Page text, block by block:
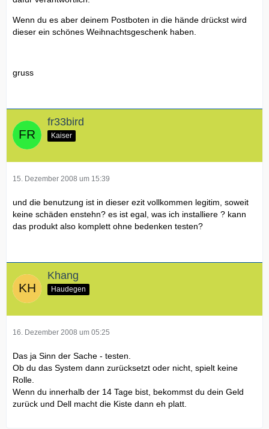
Wenn du es aber deinem Postboten in die hände drückst wird
dieser ein schönes Weihnachtsgeschenk haben.
gruss
fr33bird
Kaiser
15. Dezember 2008 um 15:39
und die benutzung ist in dieser ezit vollkommen legitim, soweit
keine schäden enstehn? es ist egal, was ich installiere ? kann
das produkt also komplett ohne bedenken testen?
Khang
Haudegen
16. Dezember 2008 um 05:25
Das ja Sinn der Sache - testen.
Ob du das System dann zurücksetzt oder nicht, spielt keine
Rolle.
Wenn du innerhalb der 14 Tage bist, bekommst du dein Geld
zurück und Dell macht die Kiste dann eh platt.